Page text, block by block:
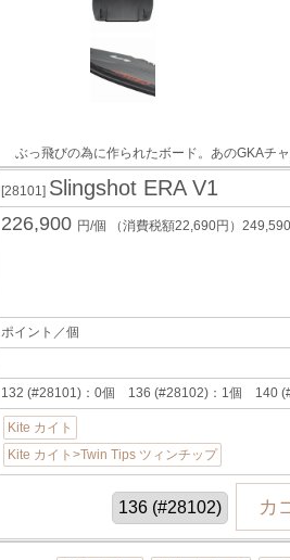
ぶっ飛びの為に作られたボード。あのGKAチ
[28101] Slingshot ERA V1
226,900 円/個 （消費税額22,690円）
ポイント／個
132 (#28101)：0個 136 (#28102)：1個 140
Kite カイト
Kite カイト>Twin Tips ツィンチップ